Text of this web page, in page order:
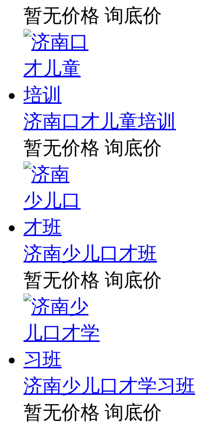
暂无价格 询底价
济南口才儿童培训
暂无价格 询底价
济南少儿口才班
暂无价格 询底价
济南少儿口才学习班
暂无价格 询底价